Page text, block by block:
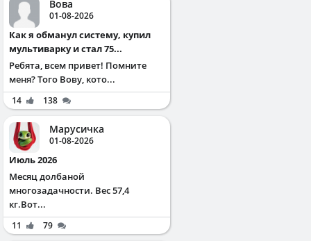
Вова
01-08-2026
Как я обманул систему, купил
мультиварку и стал 75...
Ребята, всем привет! Помните
меня? Того Вову, кото...
14 138
Марусичка
01-08-2026
Июль 2026
Месяц долбаной
многозадачности. Вес 57,4
кг.Вот...
11 79